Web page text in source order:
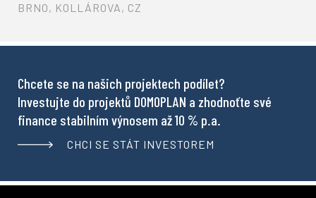
BRNO, KOLLÁROVA, CZ
Chcete se na našich projektech podílet?
Investujte do projektů DOMOPLAN a zhodnoťte své
finance stabilním výnosem až 10 % p.a.
CHCI SE STÁT INVESTOREM